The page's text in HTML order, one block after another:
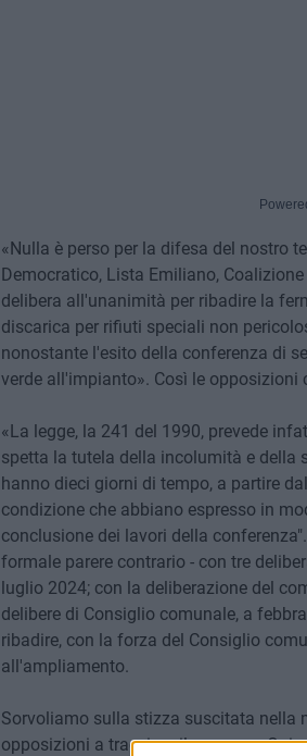
«Nulla è perso per la difesa del nostro
Democratico, Lista Emiliano,
delibera all'unanimità per ribadire la
discarica per rifiuti speciali non
nonostante l'esito della conferenza di
verde all'impianto». Così le opposizioni
«La legge, la 241 del 1990, prevede
spetta la tutela della incolumità e della
hanno dieci giorni di tempo, a partire
condizione che abbiano espresso in
conclusione dei lavori della
formale parere contrario - con tre
luglio 2024; con la deliberazione del
delibere di Consiglio comunale, a
ribadire, con la forza del Consiglio
all'ampliamento.
Sorvoliamo sulla stizza suscitata nella
opposizioni a tracciare il percorso. Qui